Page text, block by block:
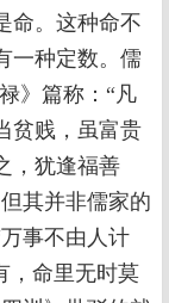
命。这种命不
一种定数。儒
》篇称：“凡
贫贱，虽富贵
，犹逢福善
其并非儒家的
事不由人计
，命里无时莫